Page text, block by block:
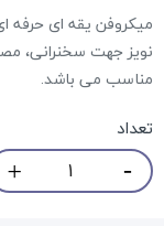
نویز جهت سخنرانی،
مناسب می باشد.
تعداد